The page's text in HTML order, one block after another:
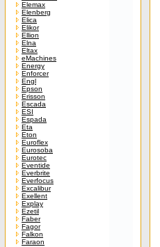
Elemax
Elenberg
Elica
Elikor
Ellion
Elna
Eltax
eMachines
Energy
Enforcer
Engl
Epson
Erisson
Escada
ESI
Espada
Eta
Eton
Euroflex
Eurosoba
Eurotec
Eventide
Everbrite
Everfocus
Excalibur
Exellent
Explay
Ezetil
Faber
Fagor
Falkon
Faraon